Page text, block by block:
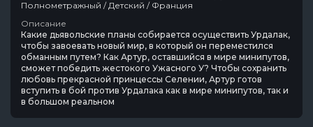
Полнометражный / Детский / Франция
Описание
Какие дьявольские планы собирается осуществить Урдалак,
чтобы завоевать новый мир, в который он переместился
обманным путем? Как Артур, оставшийся в мире минипутов,
сможет победить жестокого Ужасного У? Чтобы сохранить
любовь прекрасной принцессы Селении, Артур готов
вступить в бой против Урдалака как в мире минипутов, так и
в большом реальном